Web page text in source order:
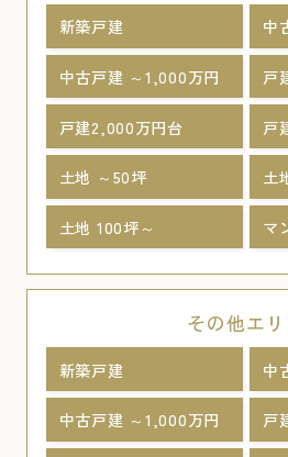
新築戸建 中
中古戸建 ～1,000万円 戸
戸建2,000万円台 戸
土地 ～50坪 土
土地 100坪～ マ
その他エリ
新築戸建 中
中古戸建 ～1,000万円 戸